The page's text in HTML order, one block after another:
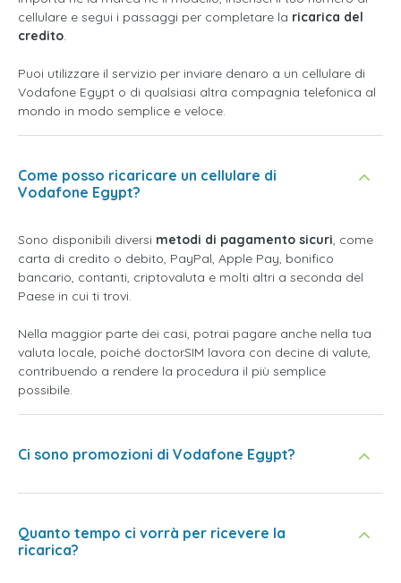
cellulare e segui i passaggi per completare la ricarica del
credito.
Puoi utilizzare il servizio per inviare denaro a un cellulare di
Vodafone Egypt o di qualsiasi altra compagnia telefonica al
mondo in modo semplice e veloce.
Come posso ricaricare un cellulare di
Vodafone Egypt?
Sono disponibili diversi metodi di pagamento sicuri, come
carta di credito o debito, PayPal, Apple Pay, bonifico
bancario, contanti, criptovaluta e molti altri a seconda del
Paese in cui ti trovi.
Nella maggior parte dei casi, potrai pagare anche nella tua
valuta locale, poiché doctorSIM lavora con decine di valute,
contribuendo a rendere la procedura il più semplice
possibile.
Ci sono promozioni di Vodafone Egypt?
Quanto tempo ci vorrà per ricevere la
ricarica?